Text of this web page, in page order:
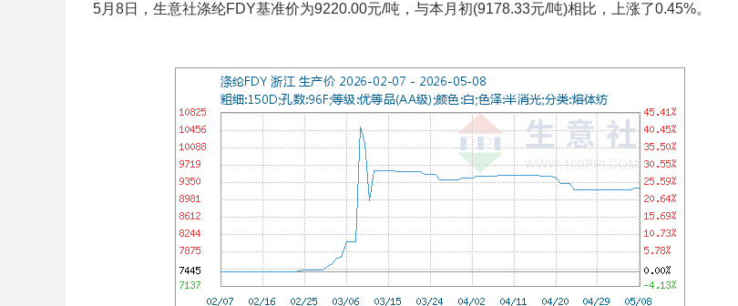
5月8日，生意社涤纶FDY基准价为9220.00元/吨，与本月初(9178.33元/吨)相比，上涨了0.45%。